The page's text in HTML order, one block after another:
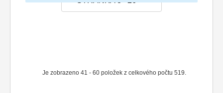
Je zobrazeno 41 - 60 položek z celkového počtu 519.